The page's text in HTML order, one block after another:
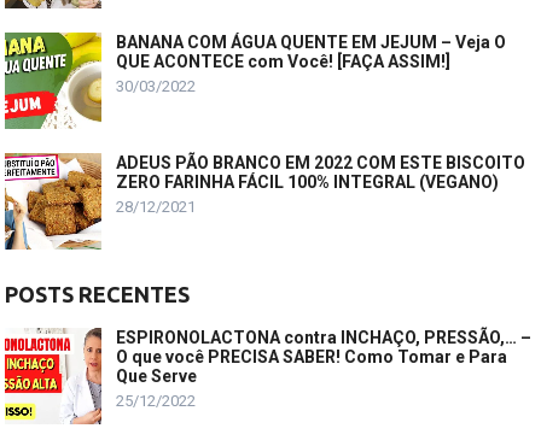
BANANA COM ÁGUA QUENTE EM JEJUM – Veja O
QUE ACONTECE com Você! [FAÇA ASSIM!]
30/03/2022
ADEUS PÃO BRANCO EM 2022 COM ESTE BISCOITO
ZERO FARINHA FÁCIL 100% INTEGRAL (VEGANO)
28/12/2021
POSTS RECENTES
ESPIRONOLACTONA contra INCHAÇO, PRESSÃO,… –
O que você PRECISA SABER! Como Tomar e Para
Que Serve
25/12/2022